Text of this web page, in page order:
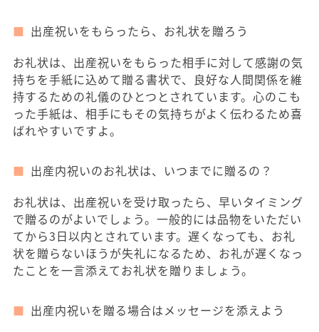
出産祝いをもらったら、お礼状を贈ろう
お礼状は、出産祝いをもらった相手に対して感謝の気
持ちを手紙に込めて贈る書状で、良好な人間関係を維
持するための礼儀のひとつとされています。心のこも
った手紙は、相手にもその気持ちがよく伝わるため喜
ばれやすいですよ。
出産内祝いのお礼状は、いつまでに贈るの？
お礼状は、出産祝いを受け取ったら、早いタイミング
で贈るのがよいでしょう。一般的には品物をいただい
てから3日以内とされています。遅くなっても、お礼
状を贈らないほうが失礼になるため、お礼が遅くなっ
たことを一言添えてお礼状を贈りましょう。
出産内祝いを贈る場合はメッセージを添えよう